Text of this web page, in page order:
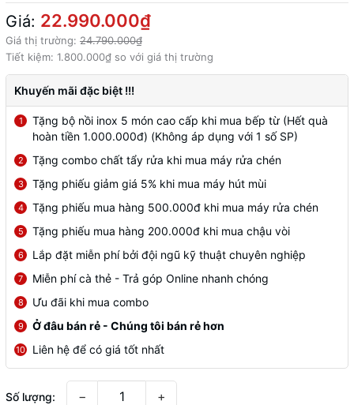
Giá: 22.990.000₫
Giá thị trường: 24.790.000₫
Tiết kiệm: 1.800.000₫ so với giá thị trường
Khuyến mãi đặc biệt !!!
1
Tặng bộ nồi inox 5 món cao cấp khi mua bếp từ (Hết quà
hoàn tiền 1.000.000đ) (Không áp dụng với 1 số SP)
2 Tặng combo chất tẩy rửa khi mua máy rửa chén
3 Tặng phiếu giảm giá 5% khi mua máy hút mùi
4 Tặng phiếu mua hàng 500.000đ khi mua máy rửa chén
5 Tặng phiếu mua hàng 200.000đ khi mua chậu vòi
6 Lắp đặt miễn phí bởi đội ngũ kỹ thuật chuyên nghiệp
7 Miễn phí cà thẻ - Trả góp Online nhanh chóng
8 Ưu đãi khi mua combo
9 Ở đâu bán rẻ - Chúng tôi bán rẻ hơn
10 Liên hệ để có giá tốt nhất
Số lượng: − +